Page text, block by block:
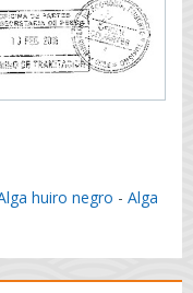
huiro negro - Alga